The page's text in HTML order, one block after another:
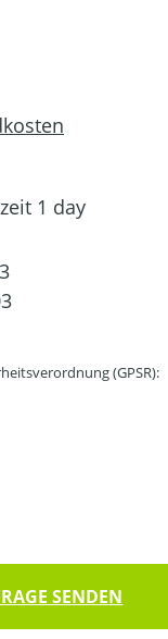
1 day
(GPSR):
SENDEN